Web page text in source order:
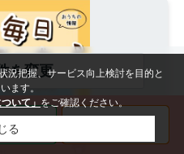
を変更
況把握、サービス向上検討を目的と
ます。
ついて」をご確認ください。
る